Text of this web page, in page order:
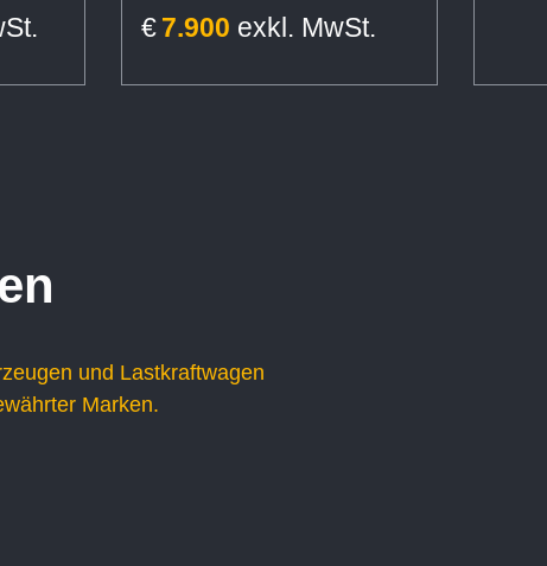
€ 7.900 exkl. MwSt.
und Lastkraftwagen
Marken.